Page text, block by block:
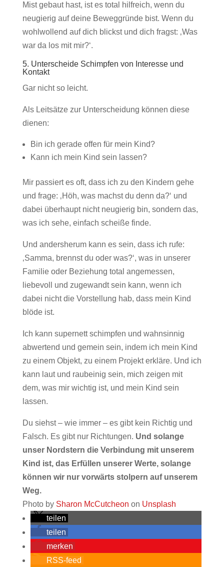
Mist gebaut hast, ist es total hilfreich, wenn du
neugierig auf deine Beweggründe bist. Wenn du
wohlwollend auf dich blickst und dich fragst: ‚Was
war da los mit mir?‘.
5. Unterscheide Schimpfen von Interesse und
Kontakt
Gar nicht so leicht.
Als Leitsätze zur Unterscheidung können diese
dienen:
Bin ich gerade offen für mein Kind?
Kann ich mein Kind sein lassen?
Mir passiert es oft, dass ich zu den Kindern gehe
und frage: ‚Höh, was machst du denn da?‘ und
dabei überhaupt nicht neugierig bin, sondern das,
was ich sehe, einfach scheiße finde.
Und andersherum kann es sein, dass ich rufe:
‚Samma, brennst du oder was?‘, was in unserer
Familie oder Beziehung total angemessen,
liebevoll und zugewandt sein kann, wenn ich
dabei nicht die Vorstellung hab, dass mein Kind
blöde ist.
Ich kann supernett schimpfen und wahnsinnig
abwertend und gemein sein, indem ich mein Kind
zu einem Objekt, zu einem Projekt erkläre. Und ich
kann laut und raubeinig sein, mich zeigen mit
dem, was mir wichtig ist, und mein Kind sein
lassen.
Du siehst – wie immer – es gibt kein Richtig und
Falsch. Es gibt nur Richtungen. Und solange
unser Nordstern die Verbindung mit unserem
Kind ist, das Erfüllen unserer Werte, solange
können wir nur vorwärts stolpern auf unserem
Weg.
Photo by Sharon McCutcheon on Unsplash
teilen
teilen
merken
RSS-feed